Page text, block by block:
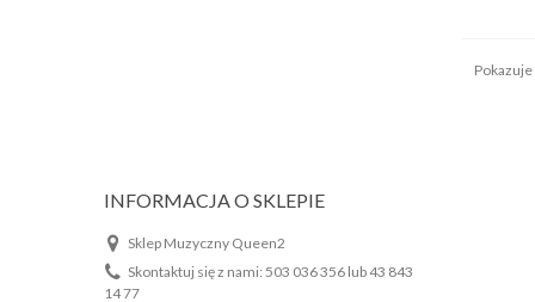
INFORMACJA O SKLEPIE
Sklep Muzyczny Queen2
Skontaktuj się z nami: 503 036 356 lub 43 843
14 77